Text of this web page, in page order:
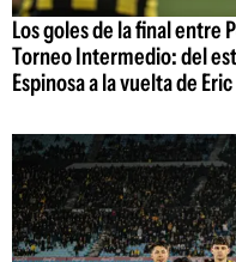
Los goles de la final entre
Torneo Intermedio: del
Espinosa a la vuelta de